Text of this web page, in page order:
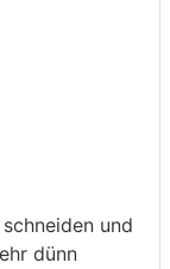
und
dünn